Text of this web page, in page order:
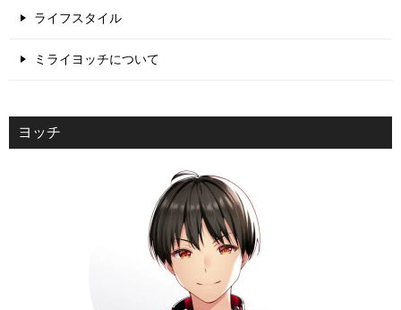
ライフスタイル
ミライヨッチについて
ヨッチ